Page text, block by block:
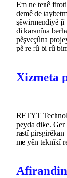
Em ne tenê
demê de
şêwirmendiyê jî
di karanîna
pêşveçûna
pê re rû bi rû
Xizmeta
RFTYT
peyda dike. Ger
rastî
me yên teknîkî